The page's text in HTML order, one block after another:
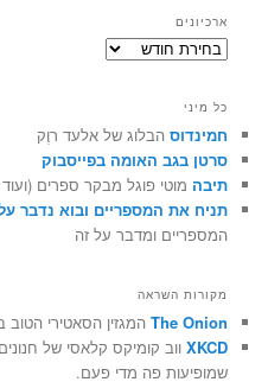
ארכיונים
ארכיונים
כל מיני
חמינדוס הבלוג של אלעד רוֶק
סרטן בגב האומה בפייסבוק
תיבה מוטי פוגל מבקר ספרים
תניח את המספריים ובוא נדבר
המספריים ומדבר על זה
מקורות השראה
The Onion המגזין הסאטירי הטוב
XKCD ווב קומיקס קלאסי של
שמופיעות פה מדי פעם.